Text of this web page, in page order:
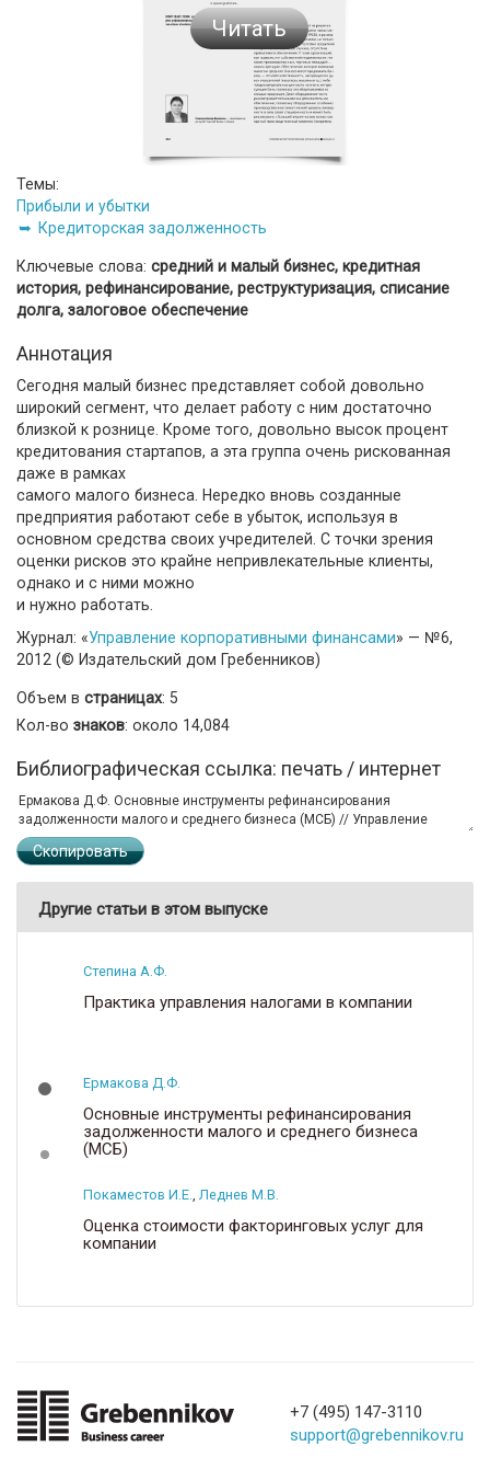
Читать
Темы:
Прибыли и убытки
Кредиторская задолженность
Ключевые слова: средний и малый бизнес, кредитная
история, рефинансирование, реструктуризация, списание
долга, залоговое обеспечение
Аннотация
Сегодня малый бизнес представляет собой довольно
широкий сегмент, что делает работу с ним достаточно
близкой к рознице. Кроме того, довольно высок процент
кредитования стартапов, а эта группа очень рискованная
даже в рамках
самого малого бизнеса. Нередко вновь созданные
предприятия работают себе в убыток, используя в
основном средства своих учредителей. С точки зрения
оценки рисков это крайне непривлекательные клиенты,
однако и с ними можно
и нужно работать.
Журнал: «Управление корпоративными финансами» — №6,
2012 (© Издательский дом Гребенников)
Объем в страницах: 5
Кол-во знаков: около 14,084
Библиографическая ссылка: печать / интернет
Скопировать
Другие статьи в этом выпуске
Степина А.Ф.
Практика управления налогами в компании
Ермакова Д.Ф.
Основные инструменты рефинансирования
задолженности малого и среднего бизнеса
(МСБ)
Покаместов И.Е. Леднев М.В.
Оценка стоимости факторинговых услуг для
компании
+7 (495) 147-3110
support@grebennikov.ru